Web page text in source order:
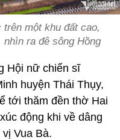
một khu đất cao,
ra đê sông Hồng
Hội nữ chiến sĩ
huyện Thái Thụy,
tới thăm đền thờ Hai
động khi về dâng
Vua Bà.